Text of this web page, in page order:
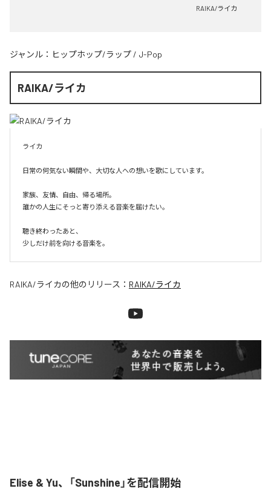
RAIKA/ライカ
ジャンル： ヒップホップ/ラップ / J-Pop
RAIKA/ライカ
ライカ
日常の何気ない瞬間や、大切な人への想いを歌にしています。
家族、友情、自由、帰る場所。
誰かの人生にそっと寄り添える音楽を届けたい。
聴き終わったあと、
少しだけ前を向ける音楽を。
RAIKA/ライカの他のリリース： RAIKA/ライカ
Elise & Yu、「Sunshine」を配信開始